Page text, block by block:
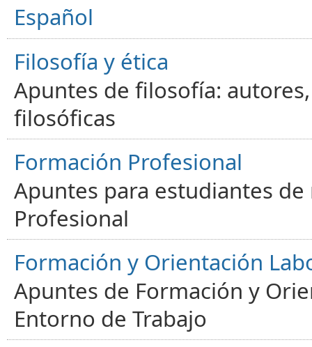
Español
Filosofía y ética
Apuntes de filosofía:
filosóficas
Formación Profesional
Apuntes para estudiantes
Profesional
Formación y Orientación
Apuntes de Formación y
Entorno de Trabajo